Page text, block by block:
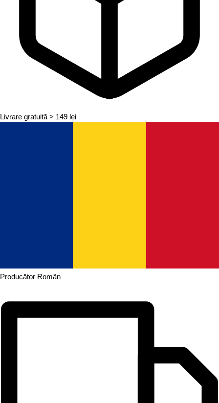
Livrare gratuită > 149 lei
Producător Român